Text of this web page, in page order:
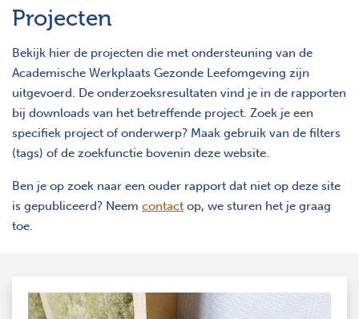
Projecten
Bekijk hier de projecten die met ondersteuning van de
Academische Werkplaats Gezonde Leefomgeving zijn
uitgevoerd. De onderzoeksresultaten vind je in de rapporten
bij downloads van het betreffende project. Zoek je een
specifiek project of onderwerp? Maak gebruik van de filters
(tags) of de zoekfunctie bovenin deze website.
Ben je op zoek naar een ouder rapport dat niet op deze site
is gepubliceerd? Neem contact op, we sturen het je graag
toe.